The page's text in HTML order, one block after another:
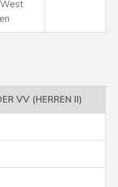
VV (HERREN II)